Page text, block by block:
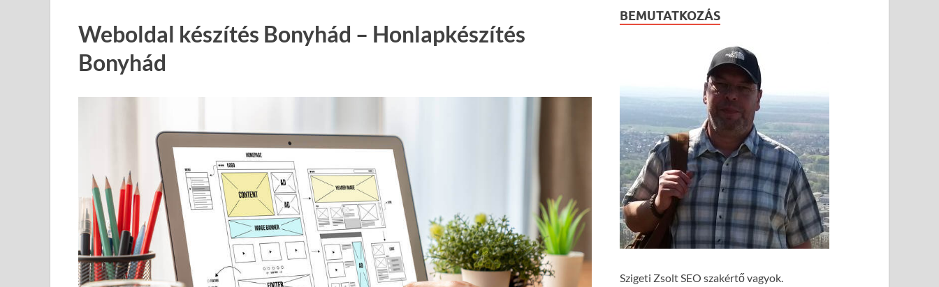
Weboldal készítés Bonyhád – Honlapkészítés
Bonyhád
BEMUTATKOZÁS
Szigeti Zsolt SEO szakértő vagyok.